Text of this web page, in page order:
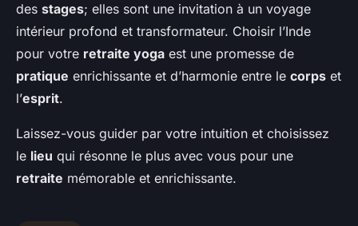
des stages; elles sont une invitation à un voyage
intérieur profond et transformateur. Choisir l’Inde
pour votre retraite yoga est une promesse de
pratique enrichissante et d’harmonie entre le corps et
l’esprit.
Laissez-vous guider par votre intuition et choisissez
le lieu qui résonne le plus avec vous pour une
retraite mémorable et enrichissante.